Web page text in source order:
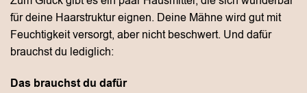
für deine Haarstruktur eignen. Deine Mähne wird gut mit
Feuchtigkeit versorgt, aber nicht beschwert. Und dafür
brauchst du lediglich:
Das brauchst du dafür